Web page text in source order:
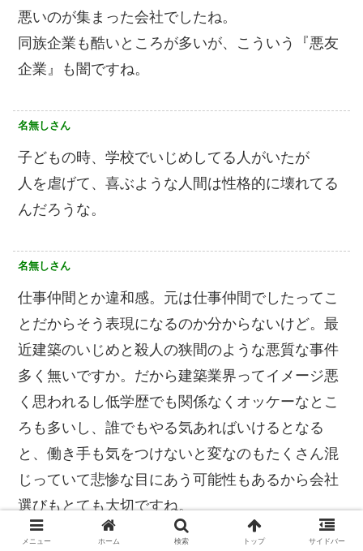
悪いのが集まった会社でしたね。
同族企業も酷いところが多いが、こういう『悪友
企業』も闇ですね。
名無しさん
子どもの時、学校でいじめしてる人がいたが
人を虐げて、喜ぶような人間は性格的に壊れてる
んだろうな。
名無しさん
仕事仲間とか違和感。元は仕事仲間でしたってこ
とだからそう表現になるのか分からないけど。最
近建築のいじめと殺人の狭間のような悪質な事件
多く無いですか。だから建築業界ってイメージ悪
く思われるし低学歴でも関係なくオッケーなとこ
ろも多いし、誰でもやる気あればいけるとなる
と、働き手も気をつけないと変なのもたくさん混
じっていて悲惨な目にあう可能性もあるから会社
選びもとても大切ですね。
メニュー ホーム 検索 トップ サイドバー